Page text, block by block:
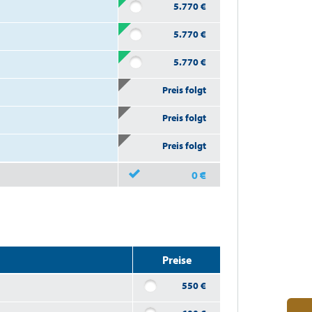
0€
5.770€
5.770€
5.770€
Preis folgt
Preis folgt
Preis folgt
Preise
550€